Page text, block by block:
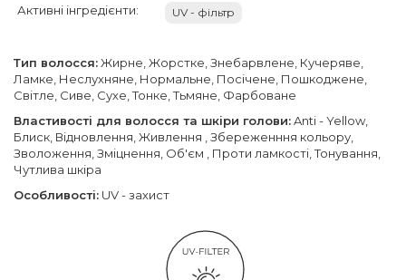
Активні інгредієнти: UV - фільтр
Тип волосся:Жирне, Жорстке, Знебарвлене, Кучеряве,
Ламке, Неслухняне, Нормальне, Посічене, Пошкоджене,
Світле, Сиве, Сухе, Тонке, Тьмяне, Фарбоване
Властивості для волосся та шкіри голови:Anti - Yellow,
Блиск, Відновлення, Живлення , Збереженння кольору,
Зволоження, Зміцнення, Об'єм , Проти ламкості, Тонування,
Чутлива шкіра
Особливості: UV - захист